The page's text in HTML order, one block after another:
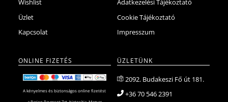
Wishlist
Üzlet
Kapcsolat
Adatkezelési Tájékoztató
Cookie Tájékoztató
Impresszum
ONLINE FIZETÉS
A kényelmes és biztonságos online fizetést
ÜZLETÜNK
2092. Budakeszi Fő út 181.
+36 70 546 2391